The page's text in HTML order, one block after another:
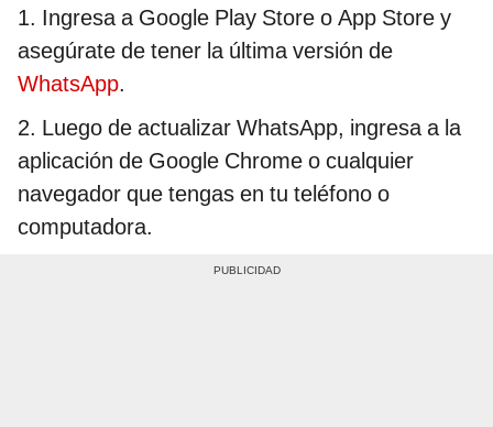
1. Ingresa a Google Play Store o App Store y
asegúrate de tener la última versión de
WhatsApp.
2. Luego de actualizar WhatsApp, ingresa a la
aplicación de Google Chrome o cualquier
navegador que tengas en tu teléfono o
computadora.